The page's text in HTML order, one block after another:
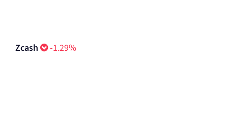
Zcash -1.29%